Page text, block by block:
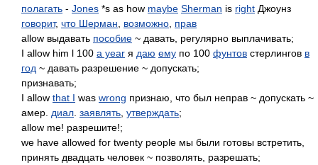
полагать - Jones *s as how maybe Sherman is right Джоунз
говорит, что Шерман возможно прав
allow выдавать пособие ~ давать, регулярно выплачивать;
I allow him l 100 a year я даю ему по 100 фунтов стерлингов в
год ~ давать разрешение ~ допускать;
признавать;
I allow that I was wrong признаю, что был неправ ~ допускать ~
амер. диал заявлять утверждать;
allow me! разрешите!;
we have allowed for twenty people мы были готовы встретить,
принять двадцать человек ~ позволять, разрешать;